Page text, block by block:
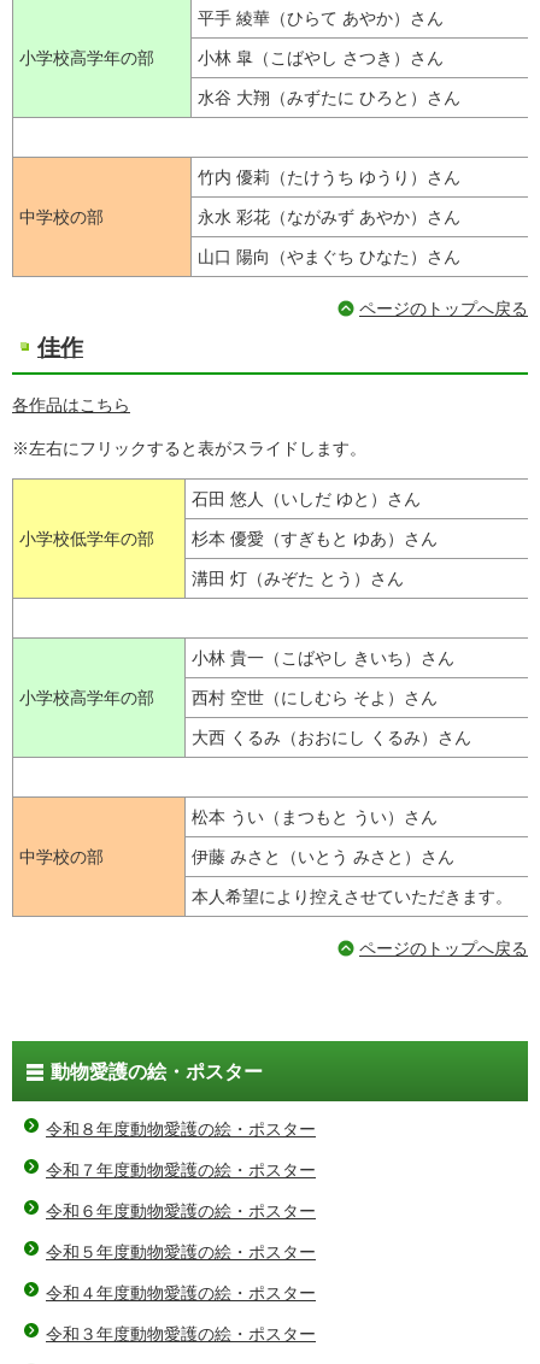
小学校高学年の部
平手 綾華（ひらて あやか）さん
小林 皐（こばやし さつき）さん
水谷 大翔（みずたに ひろと）さん
中学校の部
竹内 優莉（たけうち ゆうり）さん
永水 彩花（ながみず あやか）さん
山口 陽向（やまぐち ひなた）さん
ページのトップへ戻る
佳作
各作品はこちら
※左右にフリックすると表がスライドします。
小学校低学年の部
石田 悠人（いしだ ゆと）さん
杉本 優愛（すぎもと ゆあ）さん
溝田 灯（みぞた とう）さん
小学校高学年の部
小林 貴一（こばやし きいち）さん
西村 空世（にしむら そよ）さん
大西 くるみ（おおにし くるみ）さん
中学校の部
松本 うい（まつもと うい）さん
伊藤 みさと（いとう みさと）さん
本人希望により控えさせていただきます。
ページのトップへ戻る
動物愛護の絵・ポスター
令和８年度動物愛護の絵・ポスター
令和７年度動物愛護の絵・ポスター
令和６年度動物愛護の絵・ポスター
令和５年度動物愛護の絵・ポスター
令和４年度動物愛護の絵・ポスター
令和３年度動物愛護の絵・ポスター